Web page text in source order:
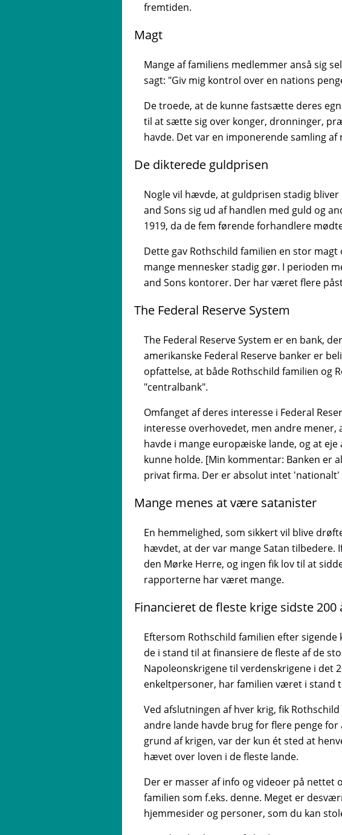
fremtiden.
Magt
Mange af familiens medlemmer anså sig
sagt: "Giv mig kontrol over en nations
De troede, at de kunne fastsætte deres
til at sætte sig over konger, dronninger,
havde. Det var en imponerende samling af
De dikterede guldprisen
Nogle vil hævde, at guldprisen stadig
and Sons sig ud af handlen med guld og
1919, da de fem førende forhandlere
Dette gav Rothschild familien en stor
mange mennesker stadig gør. I perioden
and Sons kontorer. Der har været flere
The Federal Reserve System
The Federal Reserve System er en bank,
amerikanske Federal Reserve banker er
opfattelse, at både Rothschild familien og
"centralbank".
Omfanget af deres interesse i Federal
interesse overhovedet, men andre mener,
havde i mange europæiske lande, og at
kunne holde. [Min kommentar: Banken er
privat firma. Der er absolut intet
Mange menes at være satanister
En hemmelighed, som sikkert vil blive
hævdet, at der var mange Satan tilbedere.
den Mørke Herre, og ingen fik lov til at
rapporterne har været mange.
Financieret de fleste krige sidste 200
Eftersom Rothschild familien efter
de i stand til at finansiere de fleste af de
Napoleonskrigene til verdenskrigene i det
enkeltpersoner, har familien været i stand
Ved afslutningen af hver krig, fik
andre lande havde brug for flere penge
grund af krigen, var der kun ét sted at
hævet over loven i de fleste lande.
Der er masser af info og videoer på nettet
familien som f.eks. denne. Meget er
hjemmesider og personer, som du kan